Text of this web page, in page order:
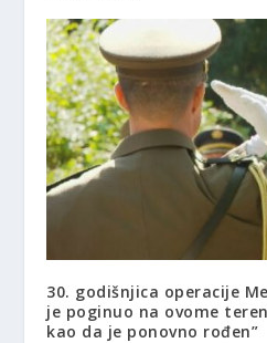
30. godišnjica operacije
je poginuo na ovome
kao da je ponovno rođen”